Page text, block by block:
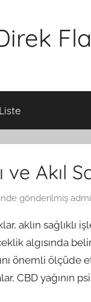
Liste
ve Akıl
gönderilmiş
aklın sağlıklı
algısında
önemli ölçüde
CBD yağının